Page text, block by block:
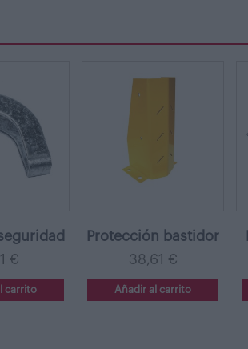
€
carrito
Protección bastidor
38,61 €
Añadir al carrito